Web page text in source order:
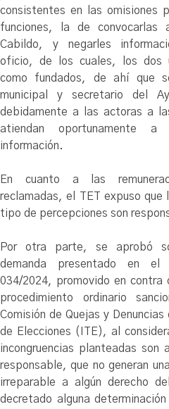
consistentes en las omisiones
funciones, la de convocarlas
Cabildo, y negarles
oficio, de los cuales, los dos
como fundados, de ahí que
municipal y secretario del
debidamente a las actoras a
atiendan oportunamente a
información.
En cuanto a las
reclamadas, el TET expuso que
tipo de percepciones son
Por otra parte, se aprobó
demanda presentado en el
034/2024, promovido en contra
procedimiento ordinario
Comisión de Quejas y
de Elecciones (ITE), al
incongruencias planteadas son
responsable, que no generan
irreparable a algún derecho
decretado alguna